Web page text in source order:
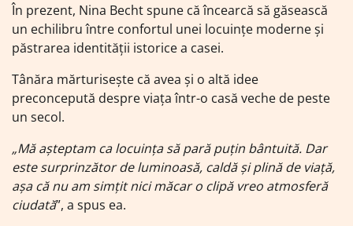
În prezent, Nina Becht spune că încearcă să găsească
un echilibru între confortul unei locuințe moderne și
păstrarea identității istorice a casei.
Tânăra mărturisește că avea și o altă idee
preconcepută despre viața într-o casă veche de peste
un secol.
„Mă așteptam ca locuința să pară puțin bântuită. Dar
este surprinzător de luminoasă, caldă și plină de viață,
așa că nu am simțit nici măcar o clipă vreo atmosferă
ciudată”, a spus ea.